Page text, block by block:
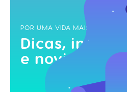
POR UMA VIDA MAIS ZEN
Dicas,
e novidades!